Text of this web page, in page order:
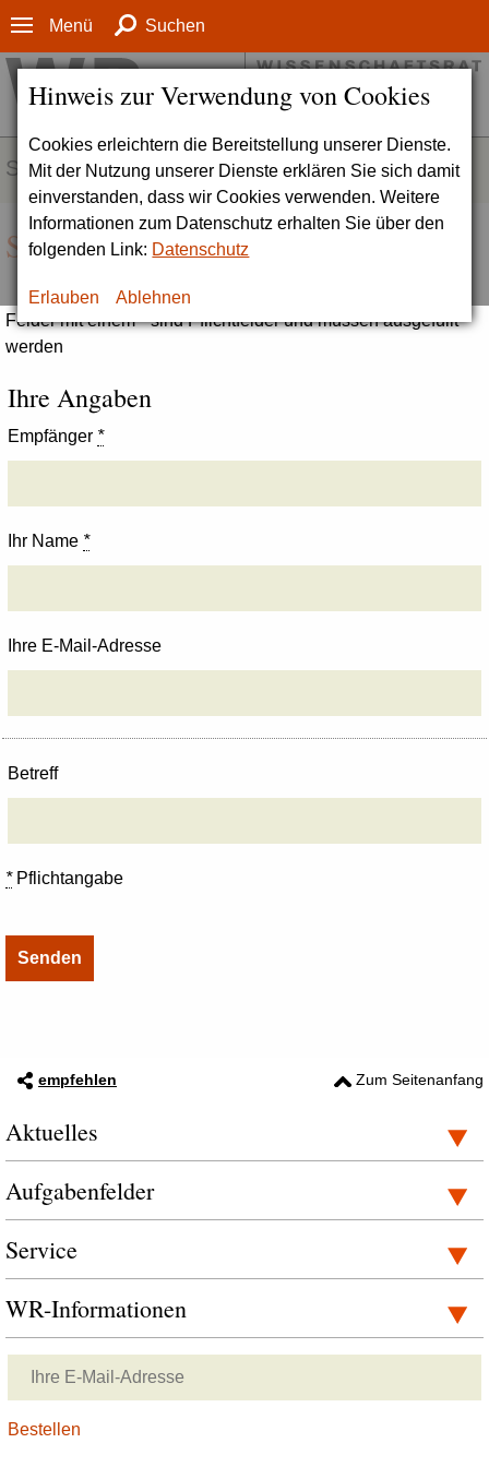
Hinweis zur Verwendung von Cookies
Cookies erleichtern die Bereitstellung unserer Dienste.
Mit der Nutzung unserer Dienste erklären Sie sich damit
einverstanden, dass wir Cookies verwenden. Weitere
Informationen zum Datenschutz erhalten Sie über den
folgenden Link: Datenschutz
Erlauben Ablehnen
Menü Suchen
SERVICE
Seite empfehlen
Felder mit einem * sind Pflichtfelder und müssen ausgefüllt
werden
Ihre Angaben
Empfänger *
Ihr Name *
Ihre E-Mail-Adresse
Betreff
*Pflichtangabe
empfehlen Zum Seitenanfang
Aktuelles
Aufgabenfelder
Service
WR-Informationen